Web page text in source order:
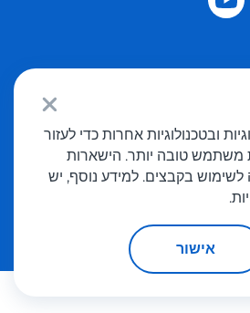
מדיניות פרטיות
הצעה פומבית
ובטכנולוגיות אחרות כדי לעזור
משתמש טובה יותר. הישארות
בקבצים. למידע נוסף, יש
אישור